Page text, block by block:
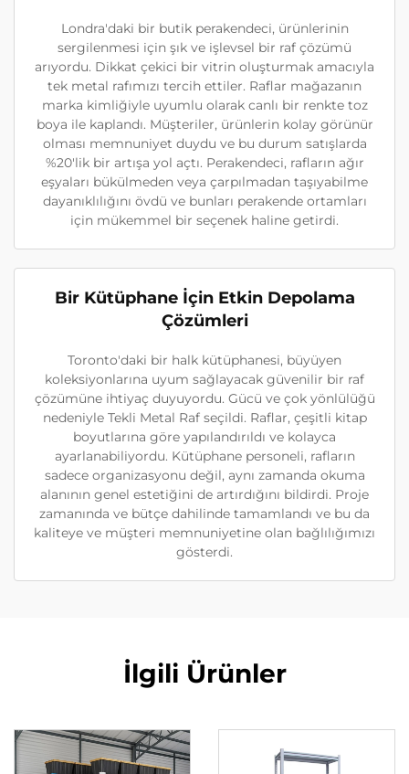
Londra'daki bir butik perakendeci, ürünlerinin
sergilenmesi için şık ve işlevsel bir raf çözümü
arıyordu. Dikkat çekici bir vitrin oluşturmak amacıyla
tek metal rafımızı tercih ettiler. Raflar mağazanın
marka kimliğiyle uyumlu olarak canlı bir renkte toz
boya ile kaplandı. Müşteriler, ürünlerin kolay görünür
olması memnuniyet duydu ve bu durum satışlarda
%20'lik bir artışa yol açtı. Perakendeci, rafların ağır
eşyaları bükülmeden veya çarpılmadan taşıyabilme
dayanıklılığını övdü ve bunları perakende ortamları
için mükemmel bir seçenek haline getirdi.
Bir Kütüphane İçin Etkin Depolama
Çözümleri
Toronto'daki bir halk kütüphanesi, büyüyen
koleksiyonlarına uyum sağlayacak güvenilir bir raf
çözümüne ihtiyaç duyuyordu. Gücü ve çok yönlülüğü
nedeniyle Tekli Metal Raf seçildi. Raflar, çeşitli kitap
boyutlarına göre yapılandırıldı ve kolayca
ayarlanabiliyordu. Kütüphane personeli, rafların
sadece organizasyonu değil, aynı zamanda okuma
alanının genel estetiğini de artırdığını bildirdi. Proje
zamanında ve bütçe dahilinde tamamlandı ve bu da
kaliteye ve müşteri memnuniyetine olan bağlılığımızı
gösterdi.
İlgili Ürünler